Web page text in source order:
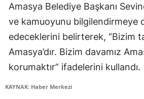
Amasya Belediye Başkanı
ve kamuoyunu bilgilendirmeye
edeceklerini belirterek, “Bizim
Amasya’dır. Bizim davamız
korumaktır” ifadelerini kullandı.
KAYNAK: Haber Merkezi